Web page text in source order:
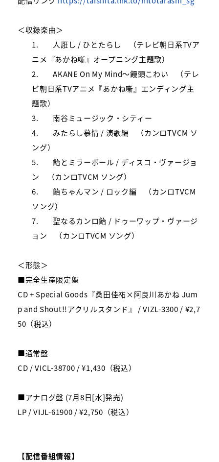
＜収録楽曲＞
1.
人誑し / ひとたらし （テレビ朝日系TVア
ニメ『あかね噺』オープニング主題歌）
2.
AKANE On My Mind～饅頭こわい （テレ
ビ朝日系TVアニメ『あかね噺』エンディング主
題歌）
3.
南谷ミュージック・シティー
4.
みたらし慕情 / 演歌編 （カンロTVCM ソ
ング）
5.
飴とミラーボール / ディスコ・ヴァージョ
ン （カンロTVCM ソング）
6.
飴ちゃんマン / ロック編 （カンロTVCM
ソング）
7.
聖なるカンロ飴 / ドゥーワップ・ヴァージ
ョン （カンロTVCM ソング）
＜形態＞
■完全生産限定盤
CD + Special Goods 『桑田佳祐×阿良川あかね Jum
p and Shout!!アクリルスタンド』
/ VIZL-3300 / ¥2,7
50 （税込）
■通常盤
CD / VICL-38700 /¥1,430 （税込）
■アナログ盤 (7月8日[水]発売)
LP / VIJL-61900 /¥2,750 （税込）
【配信番組情報】